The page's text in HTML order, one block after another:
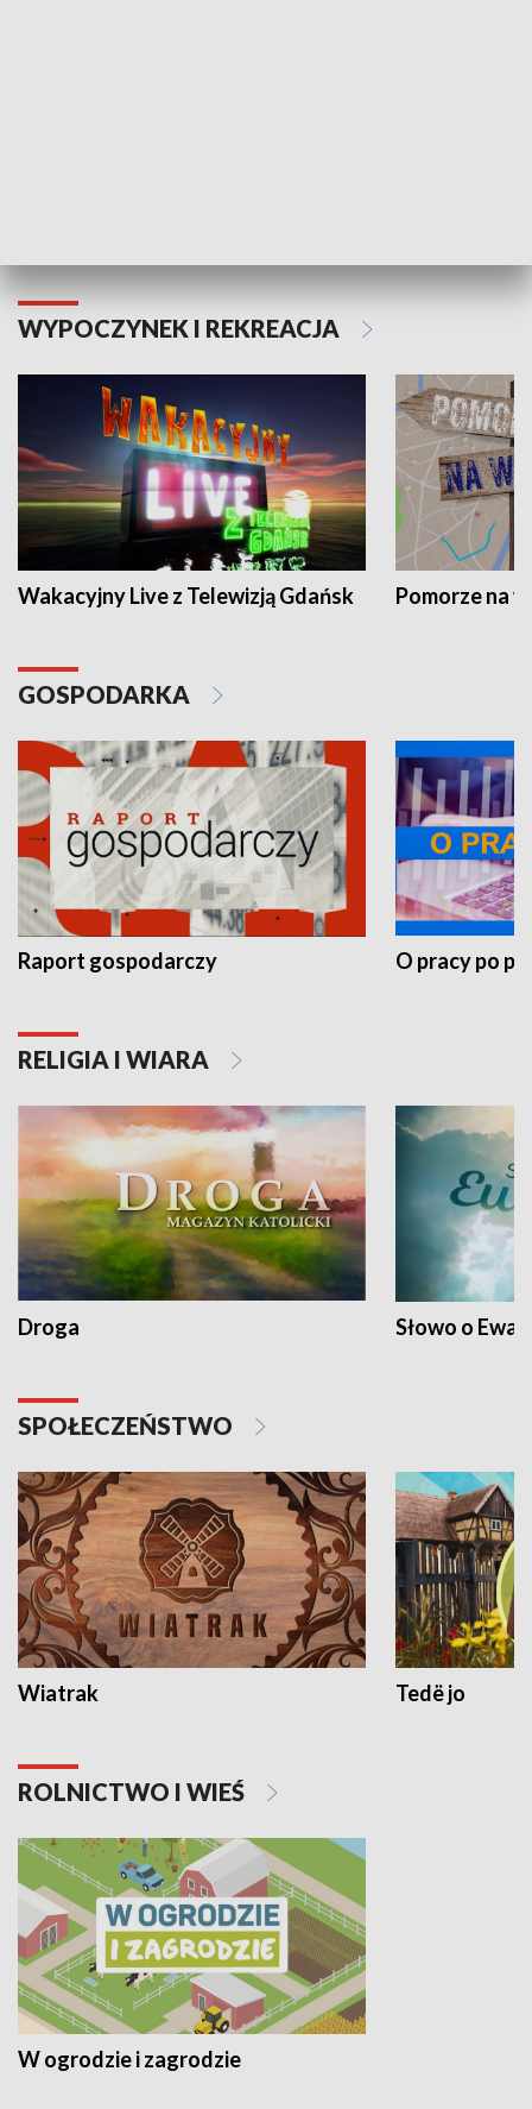
WYPOCZYNEK I REKREACJA
Wakacyjny Live z Telewizją Gdańsk Pomorze na
GOSPODARKA
Raport gospodarczy O pracy po
RELIGIA I WIARA
Droga Słowo o
SPOŁECZEŃSTWO
Wiatrak Tedë jo
ROLNICTWO I WIEŚ
W ogrodzie i zagrodzie